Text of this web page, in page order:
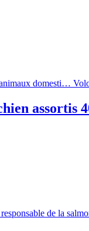
domesti…
assortis
de la